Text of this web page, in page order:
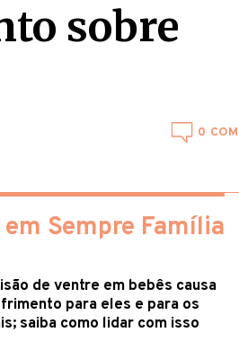
sobre
0
Sempre Família
de ventre em bebês causa
para eles e para os
saiba como lidar com isso